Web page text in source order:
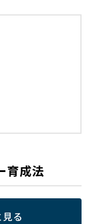
育成法
る